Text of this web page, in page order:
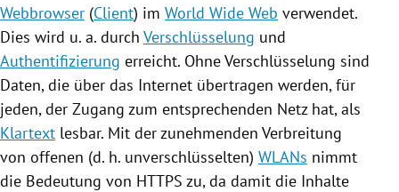
Webbrowser (Client) im World Wide Web verwendet.
Dies wird u. a. durch Verschlüsselung und
Authentifizierung erreicht. Ohne Verschlüsselung sind
Daten, die über das Internet übertragen werden, für
jeden, der Zugang zum entsprechenden Netz hat, als
Klartext lesbar. Mit der zunehmenden Verbreitung
von offenen (d. h. unverschlüsselten) WLANs nimmt
die Bedeutung von HTTPS zu, da damit die Inhalte